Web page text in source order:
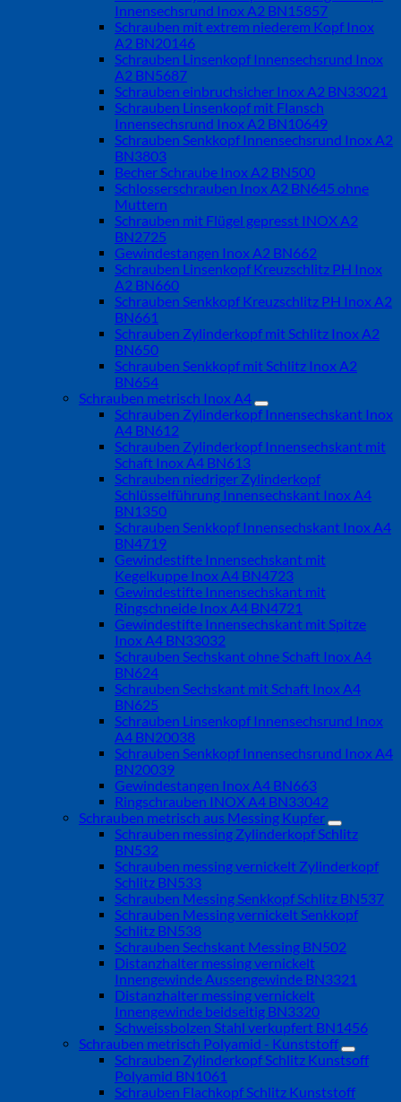
Innensechsrund Inox A2 BN15857
Schrauben mit extrem niederem Kopf Inox
A2 BN20146
Schrauben Linsenkopf Innensechsrund Inox
A2 BN5687
Schrauben einbruchsicher Inox A2 BN33021
Schrauben Linsenkopf mit Flansch
Innensechsrund Inox A2 BN10649
Schrauben Senkkopf Innensechsrund Inox A2
BN3803
Becher Schraube Inox A2 BN500
Schlosserschrauben Inox A2 BN645 ohne
Muttern
Schrauben mit Flügel gepresst INOX A2
BN2725
Gewindestangen Inox A2 BN662
Schrauben Linsenkopf Kreuzschlitz PH Inox
A2 BN660
Schrauben Senkkopf Kreuzschlitz PH Inox A2
BN661
Schrauben Zylinderkopf mit Schlitz Inox A2
BN650
Schrauben Senkkopf mit Schlitz Inox A2
BN654
Schrauben metrisch Inox A4
Schrauben Zylinderkopf Innensechskant Inox
A4 BN612
Schrauben Zylinderkopf Innensechskant mit
Schaft Inox A4 BN613
Schrauben niedriger Zylinderkopf
Schlüsselführung Innensechskant Inox A4
BN1350
Schrauben Senkkopf Innensechskant Inox A4
BN4719
Gewindestifte Innensechskant mit
Kegelkuppe Inox A4 BN4723
Gewindestifte Innensechskant mit
Ringschneide Inox A4 BN4721
Gewindestifte Innensechskant mit Spitze
Inox A4 BN33032
Schrauben Sechskant ohne Schaft Inox A4
BN624
Schrauben Sechskant mit Schaft Inox A4
BN625
Schrauben Linsenkopf Innensechsrund Inox
A4 BN20038
Schrauben Senkkopf Innensechsrund Inox A4
BN20039
Gewindestangen Inox A4 BN663
Ringschrauben INOX A4 BN33042
Schrauben metrisch aus Messing Kupfer
Schrauben messing Zylinderkopf Schlitz
BN532
Schrauben messing vernickelt Zylinderkopf
Schlitz BN533
Schrauben Messing Senkkopf Schlitz BN537
Schrauben Messing vernickelt Senkkopf
Schlitz BN538
Schrauben Sechskant Messing BN502
Distanzhalter messing vernickelt
Innengewinde Aussengewinde BN3321
Distanzhalter messing vernickelt
Innengewinde beidseitig BN3320
Schweissbolzen Stahl verkupfert BN1456
Schrauben metrisch Polyamid - Kunststoff
Schrauben Zylinderkopf Schlitz Kunstsoff
Polyamid BN1061
Schrauben Flachkopf Schlitz Kunststoff